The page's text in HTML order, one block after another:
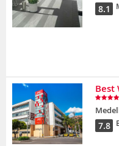
8.1
Best
7.8